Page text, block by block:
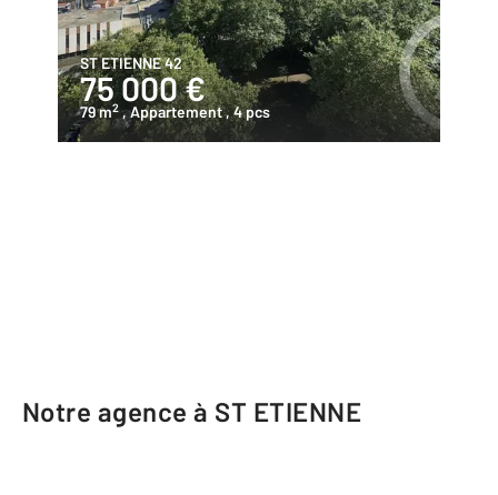
ST ETIENNE 42
75 000 €
79 m2 , Appartement, 4 pcs
Notre agence à ST ETIENNE